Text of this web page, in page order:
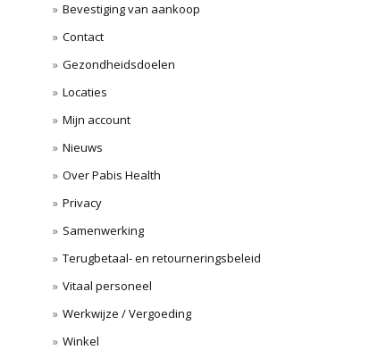
Bevestiging van aankoop
Contact
Gezondheidsdoelen
Locaties
Mijn account
Nieuws
Over Pabis Health
Privacy
Samenwerking
Terugbetaal- en retourneringsbeleid
Vitaal personeel
Werkwijze / Vergoeding
Winkel